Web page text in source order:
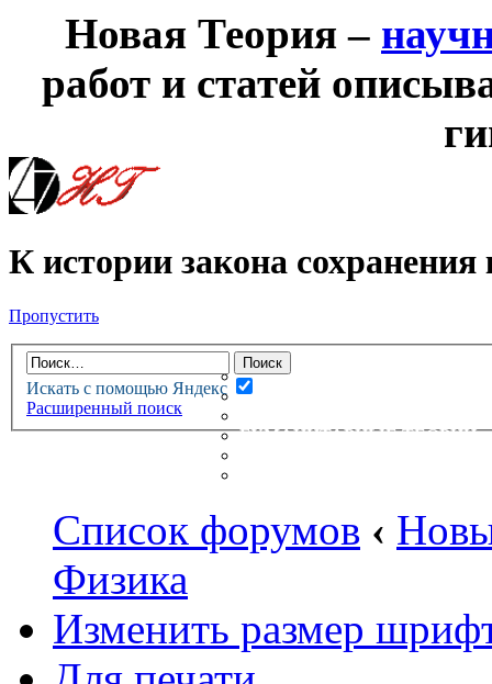
Новая Теория –
работ и статей
К истории закона
Пропустить
Искать с помощью Яндекс
Расширенный поиск
НОВАЯ ТЕОРИЯФОРУМ
НОВЫЕ СООБЩЕНИЯ
НЕПРОЧИТАННЫЕ
ГУМАНИТАРНЫЕ ТЕОРИИ
Список форумов ‹
Физика
Изменить размер